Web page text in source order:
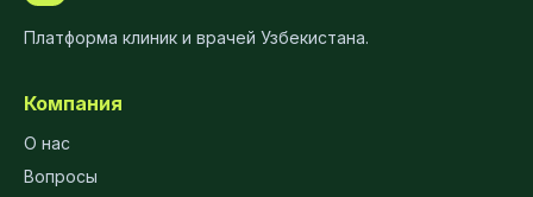
Платформа клиник и врачей Узбекистана.
Компания
О нас
Вопросы